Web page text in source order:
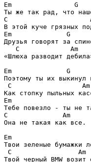
Em                G
С
Em              G
Друзья говорят за
С             Am
«Шлюха разводит
Em              G
Поэтому ты их выкинул
С                  Am
Em
С              Am
Она не такая как все.
Em
Твои зеленые бумажки
С                 Am